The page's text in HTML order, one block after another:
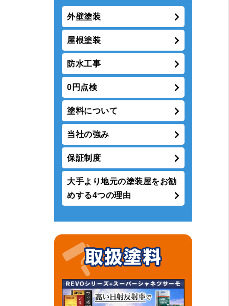
外壁塗装
屋根塗装
防水工事
0円点検
塗料について
当社の強み
保証制度
大手より地元の塗装屋をお勧
めする4つの理由